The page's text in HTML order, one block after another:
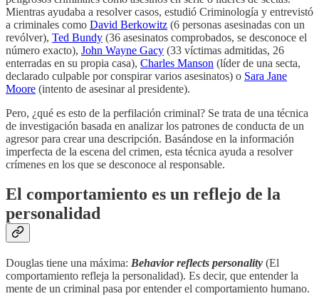
Mientras ayudaba a resolver casos, estudió Criminología y entrevistó
a criminales como David Berkowitz (6 personas asesinadas con un
revólver), Ted Bundy (36 asesinatos comprobados, se desconoce el
número exacto), John Wayne Gacy (33 víctimas admitidas, 26
enterradas en su propia casa), Charles Manson (líder de una secta,
declarado culpable por conspirar varios asesinatos) o Sara Jane
Moore (intento de asesinar al presidente).
Pero, ¿qué es esto de la perfilación criminal? Se trata de una técnica
de investigación basada en analizar los patrones de conducta de un
agresor para crear una descripción. Basándose en la información
imperfecta de la escena del crimen, esta técnica ayuda a resolver
crímenes en los que se desconoce al responsable.
El comportamiento es un reflejo de la
personalidad
Douglas tiene una máxima: Behavior reflects personality (El
comportamiento refleja la personalidad). Es decir, que entender la
mente de un criminal pasa por entender el comportamiento humano.